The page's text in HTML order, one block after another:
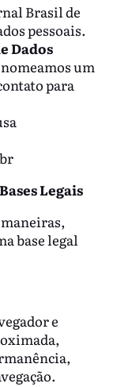
Brasil de
pessoais.
Dados
um
para
Legais
base legal
e